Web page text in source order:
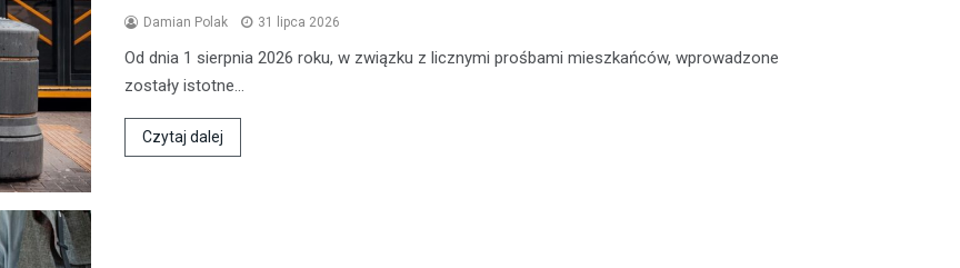
Damian Polak 31 lipca 2026
Od dnia 1 sierpnia 2026 roku, w związku z licznymi prośbami mieszkańców, wprowadzone
zostały istotne…
Czytaj dalej